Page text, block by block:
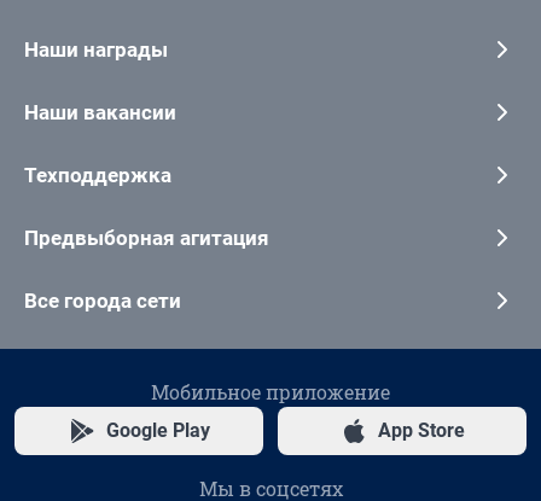
Наши награды
Наши вакансии
Техподдержка
Предвыборная агитация
Все города сети
Мобильное приложение
Google Play App Store
Мы в соцсетях